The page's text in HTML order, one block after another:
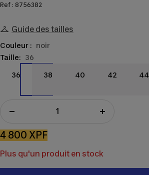
Ref : 8756382
Guide des tailles
Taille: 36
36
36 38
38 40
40 42
42 44
44
Couleur : noir
la
quantité
Augmenter
Prix
de
vente
4 800 XPF
Plus qu'un produit en stock